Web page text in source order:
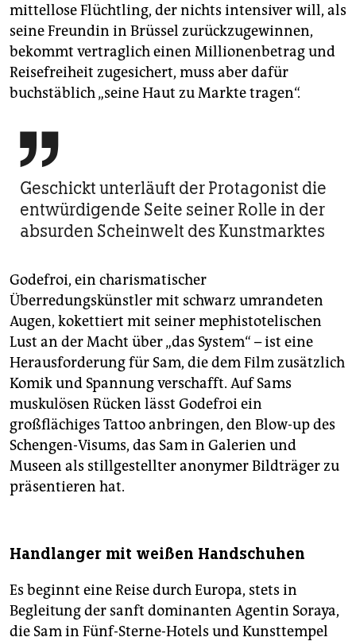
mittellose Flüchtling, der nichts intensiver will, als
seine Freundin in Brüssel zurückzugewinnen,
bekommt vertraglich einen Millionenbetrag und
Reisefreiheit zugesichert, muss aber dafür
buchstäblich „seine Haut zu Markte tragen“.

Geschickt unterläuft der Protagonist die
entwürdigende Seite seiner Rolle in der
absurden Scheinwelt des Kunstmarktes
Godefroi, ein charismatischer
Überredungskünstler mit schwarz umrandeten
Augen, kokettiert mit seiner mephistotelischen
Lust an der Macht über „das System“ – ist eine
Herausforderung für Sam, die dem Film zusätzlich
Komik und Spannung verschafft. Auf Sams
muskulösen Rücken lässt Godefroi ein
großflächiges Tattoo anbringen, den Blow-up des
Schengen-Visums, das Sam in Galerien und
Museen als stillgestellter anonymer Bildträger zu
präsentieren hat.
Handlanger mit weißen Handschuhen
Es beginnt eine Reise durch Europa, stets in
Begleitung der sanft dominanten Agentin Soraya,
die Sam in Fünf-Sterne-Hotels und Kunsttempel